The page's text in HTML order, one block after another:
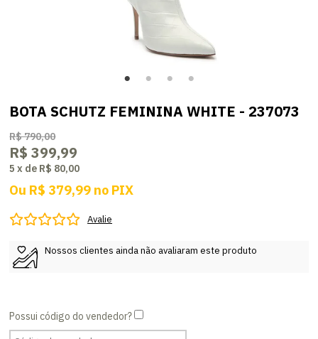
BOTA SCHUTZ FEMININA WHITE - 237073
R$ 790,00
R$ 399,99
5 x de R$ 80,00
Ou R$ 379,99 no PIX
Avalie
Nossos clientes ainda não avaliaram este produto